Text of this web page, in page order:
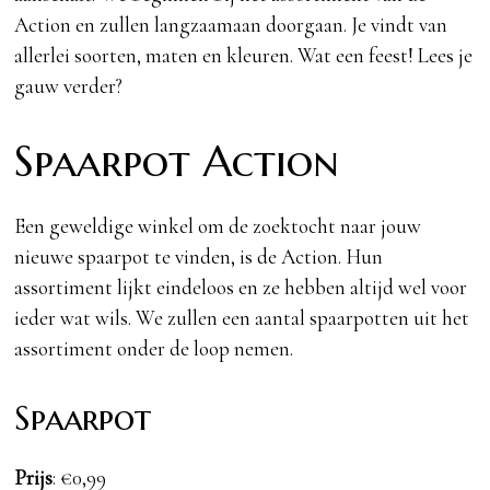
Action en zullen langzaamaan doorgaan. Je vindt van
allerlei soorten, maten en kleuren. Wat een feest! Lees je
gauw verder?
Spaarpot Action
Een geweldige winkel om de zoektocht naar jouw
nieuwe spaarpot te vinden, is de Action. Hun
assortiment lijkt eindeloos en ze hebben altijd wel voor
ieder wat wils. We zullen een aantal spaarpotten uit het
assortiment onder de loop nemen.
Spaarpot
Prijs: €0,99